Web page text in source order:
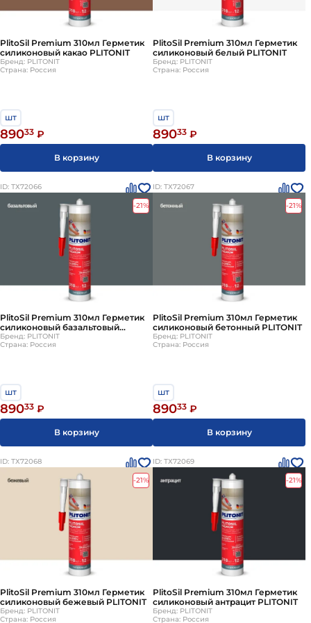
PlitoSil Premium 310мл Герметик
силиконовый какао PLITONIT
Бренд: PLITONIT
Страна: Россия
шт
89033 ₽
В корзину
PlitoSil Premium 310мл Герметик
силиконовый белый PLITONIT
Бренд: PLITONIT
Страна: Россия
шт
89033 ₽
В корзину
ID: ТХ72066
-21%
PlitoSil Premium 310мл Герметик
силиконовый базальтовый
PLITONIT
Бренд: PLITONIT
Страна: Россия
шт
89033 ₽
В корзину
ID: ТХ72067
-21%
PlitoSil Premium 310мл Герметик
силиконовый бетонный PLITONIT
Бренд: PLITONIT
Страна: Россия
шт
89033 ₽
В корзину
ID: ТХ72068
-21%
PlitoSil Premium 310мл Герметик
силиконовый бежевый PLITONIT
Бренд: PLITONIT
Страна: Россия
ID: ТХ72069
-21%
PlitoSil Premium 310мл Герметик
силиконовый антрацит PLITONIT
Бренд: PLITONIT
Страна: Россия